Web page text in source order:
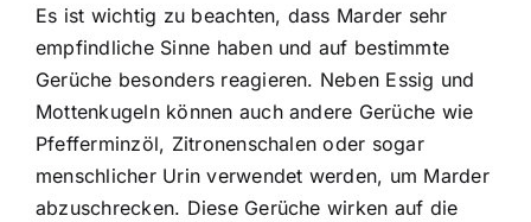
Es ist wichtig zu beachten, dass Marder sehr
empfindliche Sinne haben und auf bestimmte
Gerüche besonders reagieren. Neben Essig und
Mottenkugeln können auch andere Gerüche wie
Pfefferminzöl, Zitronenschalen oder sogar
menschlicher Urin verwendet werden, um Marder
abzuschrecken. Diese Gerüche wirken auf die